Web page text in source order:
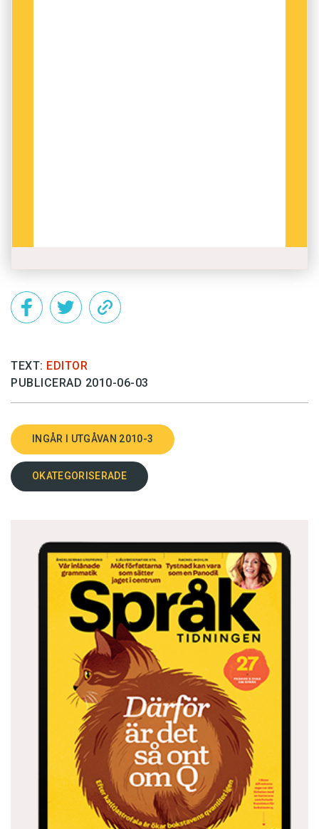
TEXT: EDITOR
PUBLICERAD 2010-06-03
INGÅR I UTGÅVAN 2010-3
OKATEGORISERADE